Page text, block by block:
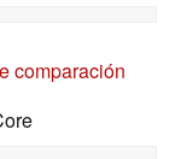
comparación